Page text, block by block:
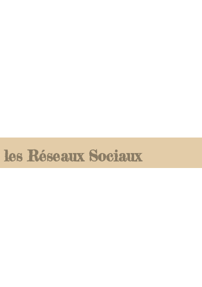
Réseaux Sociaux